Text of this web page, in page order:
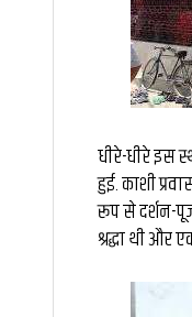
धीरे-धीरे इस
हुई. काशी
रूप से दर्शन-
श्रद्धा थी और